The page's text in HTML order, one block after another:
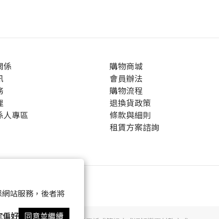
站服務，後者將
偏好 同意並繼續
係
人專區
購物商城
會員辦法
購物流程
退換貨政策
條款與細則
租賃方案諮詢